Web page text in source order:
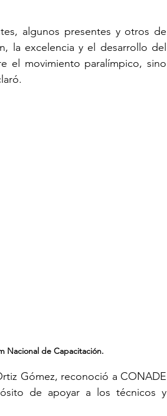
algunos presentes y otros de
la excelencia y el desarrollo del
el movimiento paralímpico, sino
Nacional de Capacitación.
Gómez, reconoció a CONADE
de apoyar a los técnicos y